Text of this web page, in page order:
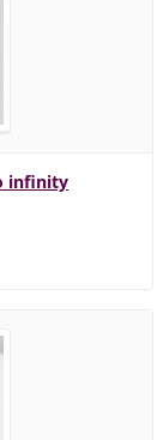
infinity